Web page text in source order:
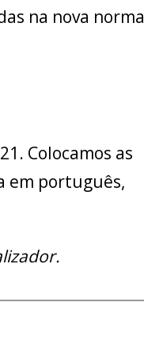
na nova norma
Colocamos as
em português,